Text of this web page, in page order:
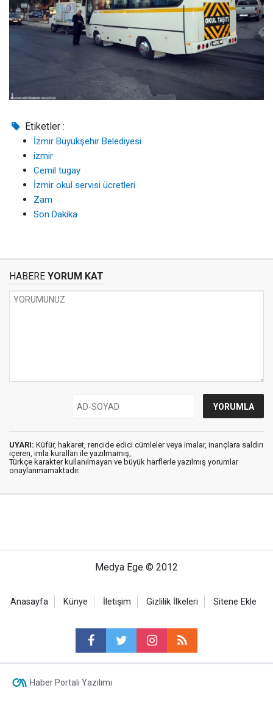
Etiketler :
İzmir Büyükşehir Belediyesi
izmir
Cemil tugay
İzmir okul servisi ücretleri
Zam
Son Dakika
HABERE YORUM KAT
UYARI: Küfür, hakaret, rencide edici cümleler veya imalar, inançlara saldırı
içeren, imla kuralları ile yazılmamış,
Türkçe karakter kullanılmayan ve büyük harflerle yazılmış yorumlar
onaylanmamaktadır.
Medya Ege © 2012
Anasayfa Künye İletişim Gizlilik İlkeleri Sitene Ekle
Haber Portalı Yazılımı